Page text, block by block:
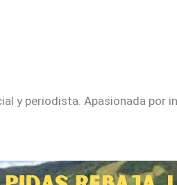
y periodista. Apasionada por